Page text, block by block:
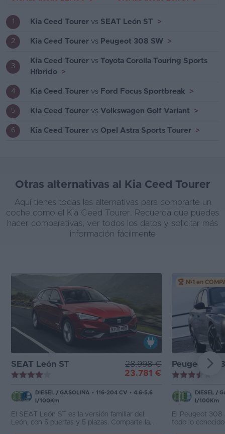
1 Kia Ceed Tourer vs SEAT León ST >
2 Kia Ceed Tourer vs Peugeot 308 SW >
3
Kia Ceed Tourer vs Toyota Corolla Touring Sports
Híbrido >
4 Kia Ceed Tourer vs Ford Focus Sportbreak >
5 Kia Ceed Tourer vs Volkswagen Golf Variant >
6 Kia Ceed Tourer vs Opel Astra Sports Tourer >
Otras alternativas al Kia Ceed Tourer
Aquí tienes todas las alternativas para comprarte un
coche como el Kia Ceed Tourer. Recuerda que puedes
hacer comparativas, ver todos los datos y solicitar más
información fácilmente
SEAT León ST
28.998 €
23.781 €
DIESEL / GASOLINA • 116-204 CV • 4.6-5.6
l/100Km
El SEAT León ST es la versión familiar del
León, con 5 puertas y 5 plazas. Comparte la
🏆 Nº1 en
Peugeot
DIESEL /
l/100Km
El Peugeot 308
todo lo